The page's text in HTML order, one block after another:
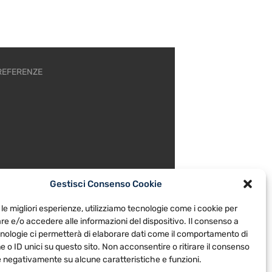
Gestisci Consenso Cookie
migliori esperienze, utilizziamo tecnologie come i cookie per
e/o accedere alle informazioni del dispositivo. Il consenso a
ci permetterà di elaborare dati come il comportamento di
o ID unici su questo sito. Non acconsentire o ritirare il consenso
negativamente su alcune caratteristiche e funzioni.